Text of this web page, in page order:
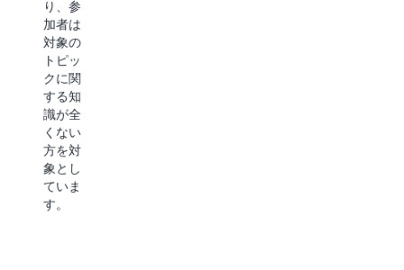
り、参
加者は
対象の
トピッ
クに関
する知
識が全
くない
方を対
象とし
ていま
す。